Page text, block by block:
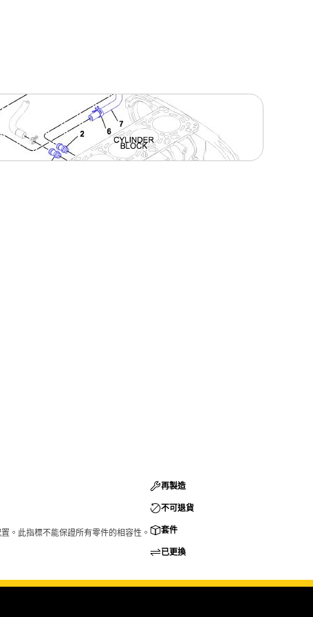
。此指標不能保證所有零件的相容性。
再製造
不可退貨
套件
已更換